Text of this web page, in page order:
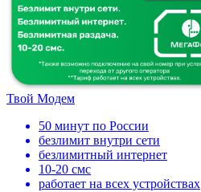
Твой Модем
50 минут по России
безлимит внутри сети
безлимитный интернет
10-20 смс
работает на всех устройствах